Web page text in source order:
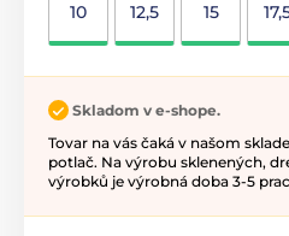
10 12,5 15
Skladom v e-shope.
Tovar na vás čaká v našom
potlač. Na výrobu sklenených,
výrobků je výrobná doba 3-5